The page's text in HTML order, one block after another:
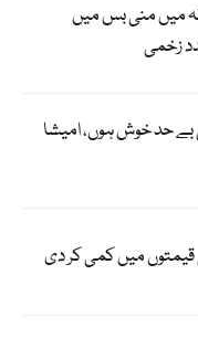
میں منی بس میں
بے حد خوش ہوں، امیشا
قیمتوں میں کمی کر دی